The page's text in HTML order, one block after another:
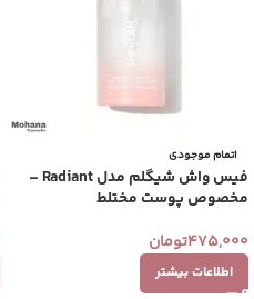
اتمام موجودی
فیس واش شیگلم مدل Radiant –
مخصوص پوست مختلط
475,000تومان
اطلاعات بیشتر